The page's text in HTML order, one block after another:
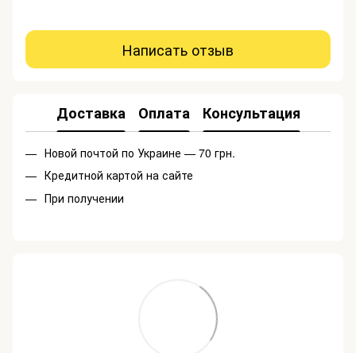
Написать отзыв
Доставка Оплата Консультация
Новой почтой по Украине — 70 грн.
Кредитной картой на сайте
При получении